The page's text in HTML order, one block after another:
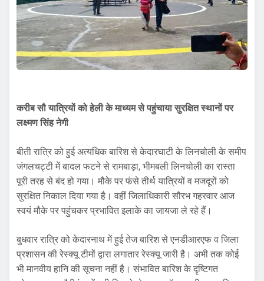
करीब सौ यात्रियों को हेली के माध्यम से पहुंचाया सुरक्षित स्थानों पर
लक्ष्मण सिंह नेगी
बीती रात्रि को हुई अत्यधिक बारिश से केदारघाटी के लिनचोली के समीप
जंगलचट्टी में बादल फटने से रामबाड़ा, भीमबली लिनचोली का रास्ता
पूरी तरह से बंद हो गया। मौके पर फंसे तीर्थ यात्रियों व मजदूरों को
सुरक्षित निकाल दिया गया है। वहीं जिलाधिकारी सौरभ गहरवार आज
स्वयं मौके पर पहुंचकर प्रभावित इलाके का जायजा ले रहे हैं।
बुधवार रात्रि को केदारनाथ में हुई तेज बारिश से एनडीआरएफ व जिला
प्रशासन की रेस्क्यू टीमों द्वारा लगातार रेस्क्यू जारी है। अभी तक कोई
भी मानवीय हानि की सूचना नहीं है। संभावित बारिश के दृष्टिगत